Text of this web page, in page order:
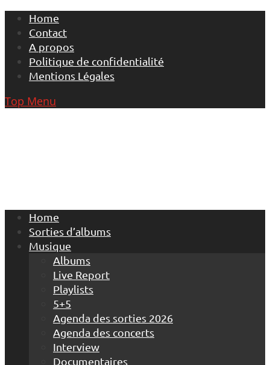
Skip
content
Home
Contact
A propos
Politique de confidentialité
Mentions Légales
Top Menu
Home
Sorties d’albums
Musique
Albums
Live Report
Playlists
5+5
Agenda des sorties 2026
Agenda des concerts
Interview
Documentaires